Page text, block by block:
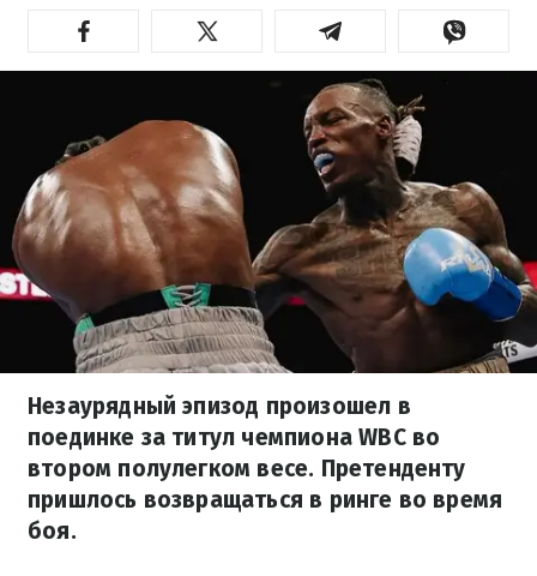
Незаурядный эпизод произошел в
поединке за титул чемпиона WBC во
втором полулегком весе. Претенденту
пришлось возвращаться в ринге во время
боя.